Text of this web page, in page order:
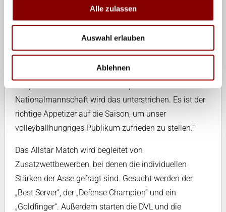
Alle zulassen
Auswahl erlauben
Ablehnen
der Seite. Ich bin sicher, dass wir eine volle Halle
erwarten dürfen.“ Jörg Dittrich ergänzt für den DSC: „Für
die Stadt und die Region ist es eine Ehre, dieses
Highlight erleben zu dürfen. Schließlich ist Dresden eine
Hochburg im Volleyball und daher liegen die
Nationalmannschaft wird das unterstrichen. Es ist der
richtige Appetizer auf die Saison, um unser
volleyballhungriges Publikum zufrieden zu stellen.”
Das Allstar Match wird begleitet von
Zusatzwettbewerben, bei denen die individuellen
Stärken der Asse gefragt sind. Gesucht werden der
„Best Server“, der „Defense Champion“ und ein
„Goldfinger“. Außerdem starten die DVL und die